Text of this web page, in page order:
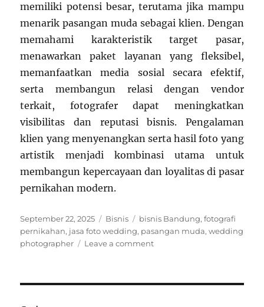
memiliki potensi besar, terutama jika mampu
menarik pasangan muda sebagai klien. Dengan
memahami karakteristik target pasar,
menawarkan paket layanan yang fleksibel,
memanfaatkan media sosial secara efektif,
serta membangun relasi dengan vendor
terkait, fotografer dapat meningkatkan
visibilitas dan reputasi bisnis. Pengalaman
klien yang menyenangkan serta hasil foto yang
artistik menjadi kombinasi utama untuk
membangun kepercayaan dan loyalitas di pasar
pernikahan modern.
Posted
on
September 22, 2025 Categories
Bisnis Tags
bisnis Bandung,fotografi
pernikahan, jasa foto wedding, pasangan muda,wedding
photographer
Leave a commenton